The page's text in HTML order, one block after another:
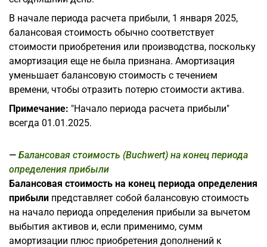
В начале периода расчета прибыли, 1 января 2025,
балансовая стоимость обычно соответствует
стоимости приобретения или производства, поскольку
амортизация еще не была признана. Амортизация
уменьшает балансовую стоимость с течением
времени, чтобы отразить потерю стоимости актива.
Примечание: "Начало периода расчета прибыли"
всегда 01.01.2025.
Балансовая стоимость (Buchwert) на конец периода
определения прибыли
Балансовая стоимость на конец периода определения
прибыли представляет собой балансовую стоимость
на начало периода определения прибыли за вычетом
выбытия активов и, если применимо, сумм
амортизации плюс приобретения дополнений к